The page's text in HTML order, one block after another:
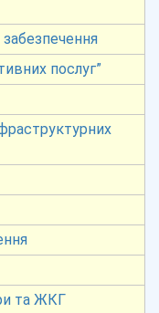
забезпечення
послуг”
та ЖКГ